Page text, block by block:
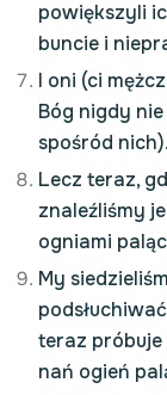
powiększyli
buncie i
I oni (ci
Bóg nigdy
spośród nich).
Lecz teraz,
znaleźliśmy
ogniami
My
teraz próbuje
nań ogień